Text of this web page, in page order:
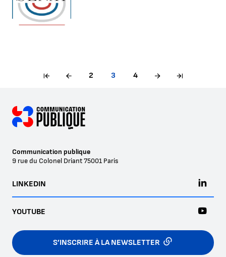
2 3 4
Communication publique
9 rue du Colonel Driant75001 Paris
S’INSCRIRE À LA NEWSLETTER
LINKEDIN
YOUTUBE